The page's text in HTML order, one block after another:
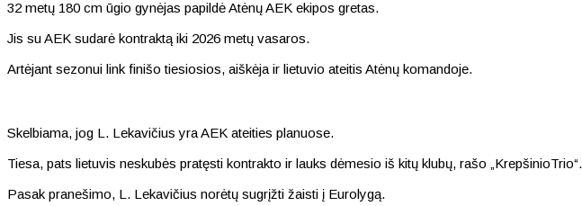
32 metų 180 cm ūgio gynėjas papildė Atėnų AEK ekipos gretas.
Jis su AEK sudarė kontraktą iki 2026 metų vasaros.
Artėjant sezonui link finišo tiesiosios, aiškėja ir lietuvio ateitis Atėnų komandoje.
Skelbiama, jog L. Lekavičius yra AEK ateities planuose.
Tiesa, pats lietuvis neskubės pratęsti kontrakto ir lauks dėmesio iš kitų klubų, rašo „KrepšinioTrio“.
Pasak pranešimo, L. Lekavičius norėtų sugrįžti žaisti į Eurolygą.